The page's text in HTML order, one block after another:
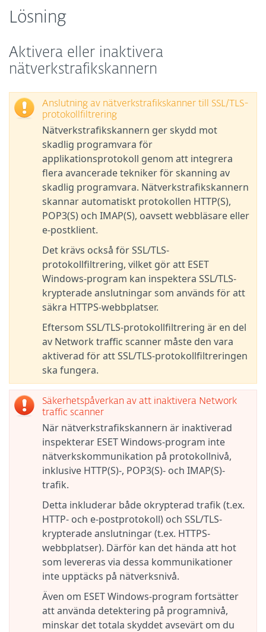
Lösning
Aktivera eller inaktivera
nätverkstrafikskannern
Anslutning av nätverkstrafikskanner till SSL/TLS-
protokollfiltrering
Nätverkstrafikskannern ger skydd mot
skadlig programvara för
applikationsprotokoll genom att integrera
flera avancerade tekniker för skanning av
skadlig programvara. Nätverkstrafikskannern
skannar automatiskt protokollen HTTP(S),
POP3(S) och IMAP(S), oavsett webbläsare eller
e-postklient.
Det krävs också för SSL/TLS-
protokollfiltrering, vilket gör att ESET
Windows-program kan inspektera SSL/TLS-
krypterade anslutningar som används för att
säkra HTTPS-webbplatser.
Eftersom SSL/TLS-protokollfiltrering är en del
av Network traffic scanner måste den vara
aktiverad för att SSL/TLS-protokollfiltreringen
ska fungera.
Säkerhetspåverkan av att inaktivera Network
traffic scanner
När nätverkstrafikskannern är inaktiverad
inspekterar ESET Windows-program inte
nätverkskommunikation på protokollnivå,
inklusive HTTP(S)-, POP3(S)- och IMAP(S)-
trafik.
Detta inkluderar både okrypterad trafik (t.ex.
HTTP- och e-postprotokoll) och SSL/TLS-
krypterade anslutningar (t.ex. HTTPS-
webbplatser). Därför kan det hända att hot
som levereras via dessa kommunikationer
inte upptäcks på nätverksnivå.
Även om ESET Windows-program fortsätter
att använda detektering på programnivå,
minskar det totala skyddet avsevärt om du